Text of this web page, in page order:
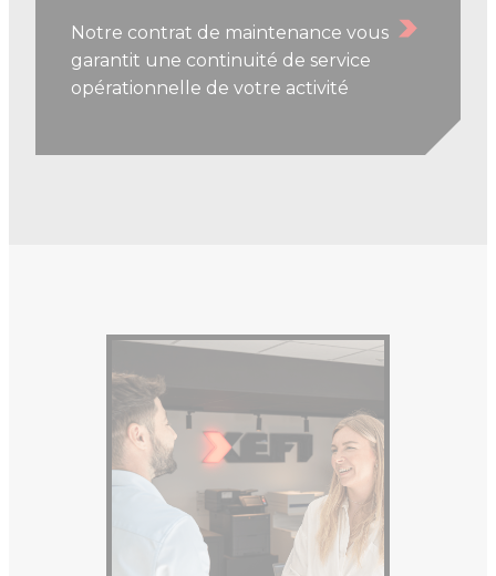
Notre contrat de maintenance vous
garantit une continuité de service
opérationnelle de votre activité